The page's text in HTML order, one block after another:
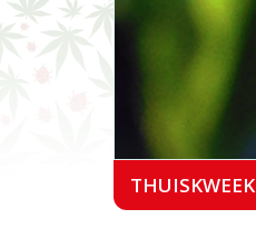
THUISKWEEK